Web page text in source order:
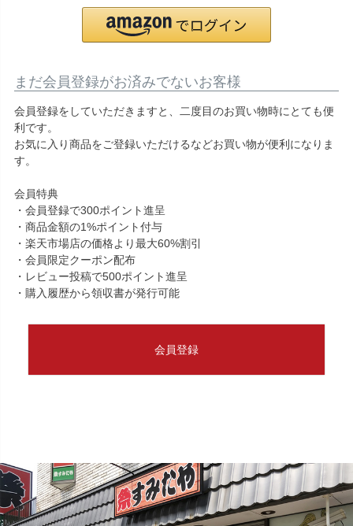
まだ会員登録がお済みでないお客様
会員登録をしていただきますと、二度目のお買い物時にとても便
利です。
お気に入り商品をご登録いただけるなどお買い物が便利になりま
す。
会員特典
・会員登録で300ポイント進呈
・商品金額の1%ポイント付与
・楽天市場店の価格より最大60%割引
・会員限定クーポン配布
・レビュー投稿で500ポイント進呈
・購入履歴から領収書が発行可能
会員登録